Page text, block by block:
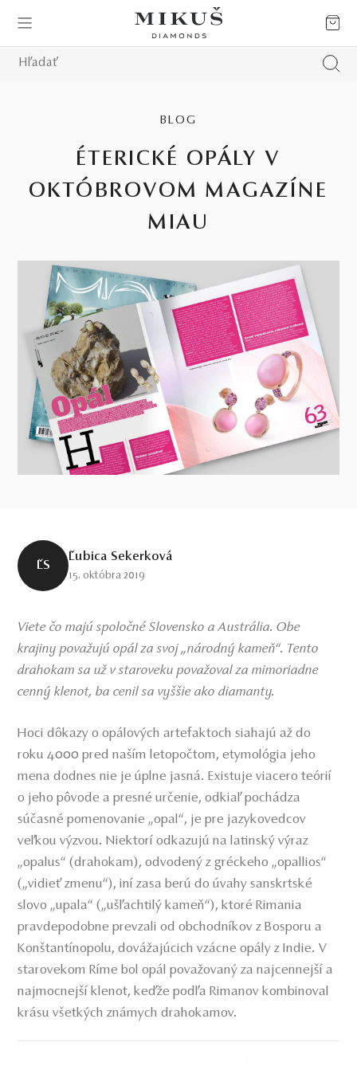
BLOG
ÉTERICKÉ OPÁLY V
OKTÓBROVOM MAGAZÍNE
MIAU
ĽS
Ľubica Sekerková
15. októbra 2019
Viete čo majú spoločné Slovensko a Austrália. Obe
krajiny považujú opál za svoj „národný kameň“. Tento
drahokam sa už v staroveku považoval za mimoriadne
cenný klenot, ba cenil sa vyššie ako diamanty.
Hoci dôkazy o opálových artefaktoch siahajú až do
roku 4000 pred naším letopočtom, etymológia jeho
mena dodnes nie je úplne jasná. Existuje viacero teórií
o jeho pôvode a presné určenie, odkiaľ pochádza
súčasné pomenovanie „opal“, je pre jazykovedcov
veľkou výzvou. Niektorí odkazujú na latinský výraz
„opalus“ (drahokam), odvodený z gréckeho „opallios“
(„vidieť zmenu“), iní zasa berú do úvahy sanskrtské
slovo „upala“ („ušľachtilý kameň“), ktoré Rimania
pravdepodobne prevzali od obchodníkov z Bosporu a
Konštantínopolu, dovážajúcich vzácne opály z Indie. V
starovekom Ríme bol opál považovaný za najcennejší a
najmocnejší klenot, keďže podľa Rimanov kombinoval
krásu všetkých známych drahokamov.